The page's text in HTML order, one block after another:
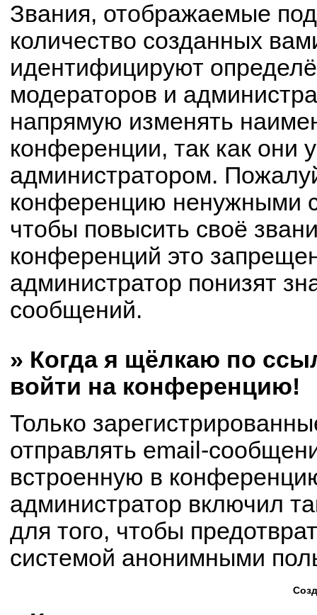
Звания, отображаемые
количество созданных
идентифицируют
модераторов и
напрямую изменять
конференции, так как они
администратором.
конференцию ненужными
чтобы повысить своё
конференций это
администратор понизят
сообщений.
» Когда я щёлкаю по
войти на конференцию!
Только
отправлять email-
встроенную в
администратор включил
для того, чтобы
системой анонимными